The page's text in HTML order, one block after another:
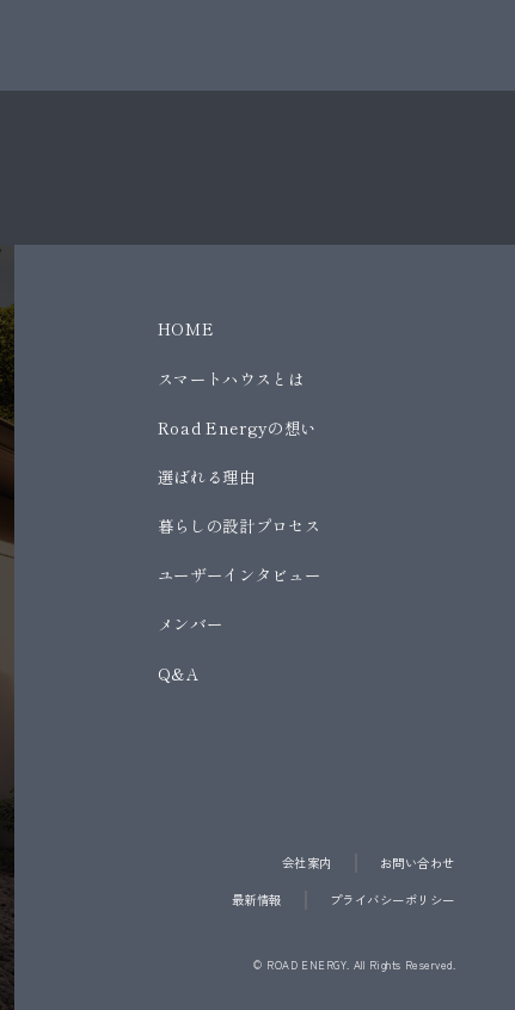
最新情報 プライバシーポリシー
HOME
スマートハウスとは
Road Energyの想い
選ばれる理由
暮らしの設計プロセス
ユーザーインタビュー
メンバー
Q&A
会社案内 お問い合わせ
最新情報 プライバシーポリシー
© ROAD ENERGY. All Rights Reserved.